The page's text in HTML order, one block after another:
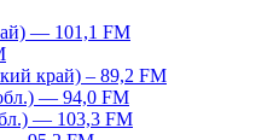
— 101,1 FM
край) – 89,2 FM
— 94,0 FM
— 103,3 FM